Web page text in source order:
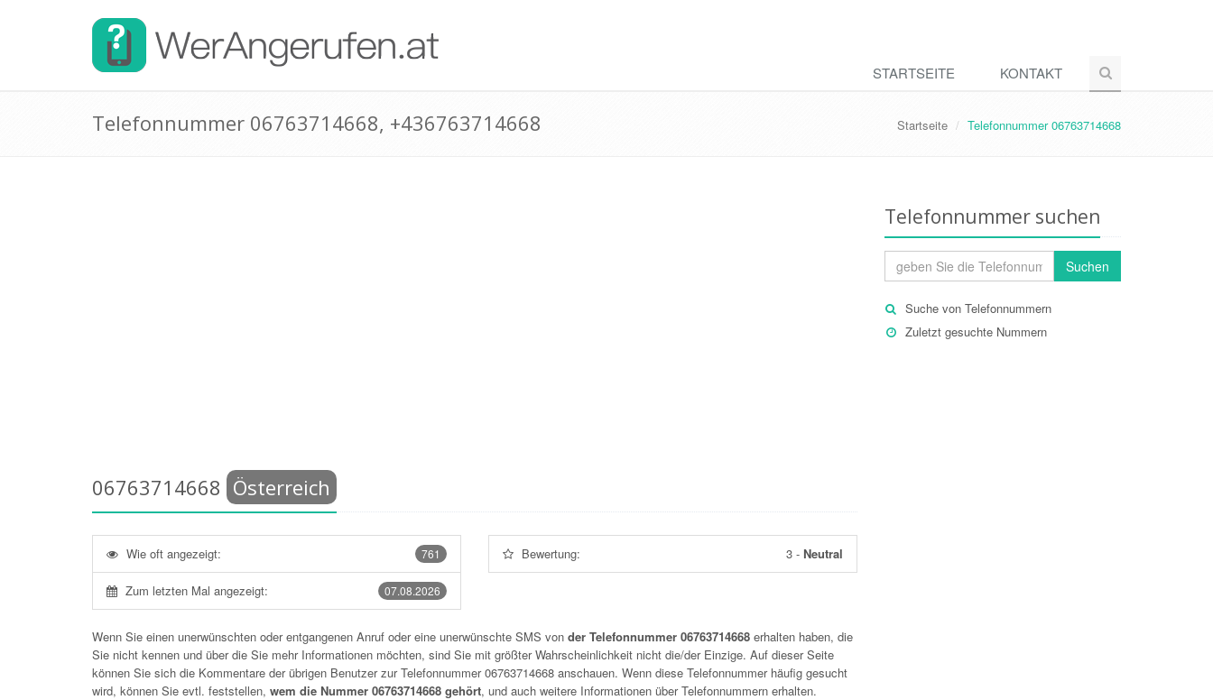
STARTSEITE KONTAKT
Telefonnummer 06763714668, +436763714668 Startseite Telefonnummer 06763714668
06763714668 Österreich
761
Wie oft angezeigt:
07.08.2026
Zum letzten Mal angezeigt:
Bewertung: 3- Neutral
Wenn Sie einen unerwünschten oder entgangenen Anruf oder eine unerwünschte SMS von der Telefonnummer 06763714668 erhalten haben, die
Sie nicht kennen und über die Sie mehr Informationen möchten, sind Sie mit größter Wahrscheinlichkeit nicht die/der Einzige. Auf dieser Seite
können Sie sich die Kommentare der übrigen Benutzer zur Telefonnummer06763714668 anschauen. Wenn diese Telefonnummer häufig gesucht
wird, können Sie evtl. feststellen, wem die Nummer 06763714668 gehört, und auch weitere Informationen über Telefonnummern erhalten.
Telefonnummer suchen
Suchen
Suche von Telefonnummern
Zuletzt gesuchte Nummern